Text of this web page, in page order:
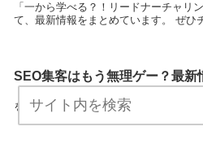
「一から学べる？！リードナーチャリ
て、最新情報をまとめています。 ぜ
SEO集客はもう無理ゲー？最新
をまとめています。 ぜひチェックし